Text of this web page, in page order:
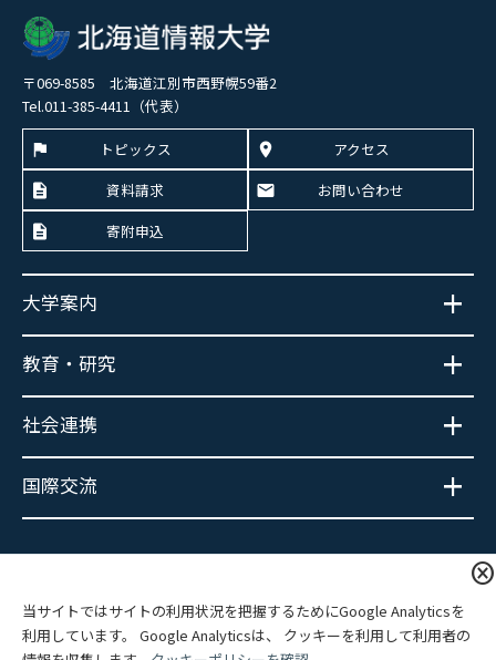
cancel
当サイトではサイトの利用状況を把握するためにGoogle Analyticsを
利用しています。 Google Analyticsは、 クッキーを利用して利用者の
〒069-8585 北海道江別市西野幌59番2
Tel.011-385-4411（代表）
トピックス
アクセス
資料請求
お問い合わせ
寄附申込
大学案内
教育・研究
社会連携
国際交流